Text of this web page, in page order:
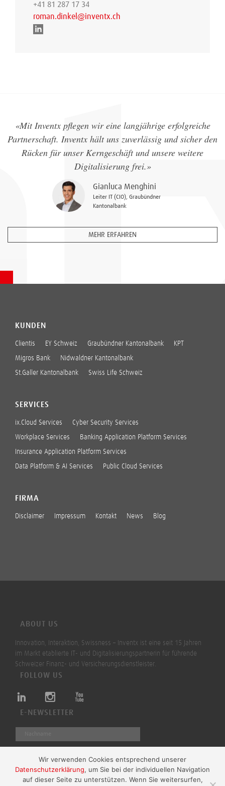
+41 81 287 17 34
roman.dinkel@inventx.ch
«Mit Inventx pflegen wir eine langjährige erfolgreiche
Partnerschaft. Inventx hält uns zuverlässig und sicher den
Rücken für unser Kerngeschäft und unsere weitere
Digitalisierung frei.»
Gianluca Menghini
Leiter IT (CIO), Graubündner
Kantonalbank
MEHR ERFAHREN
KUNDEN
Clientis EY Schweiz Graubündner Kantonalbank KPT
Migros Bank Nidwaldner Kantonalbank
St.Galler Kantonalbank Swiss Life Schweiz
SERVICES
ix.Cloud Services Cyber Security Services
Workplace Services Banking Application Platform Services
Insurance Application Platform Services
Data Platform & AI Services Public Cloud Services
FIRMA
Disclaimer Impressum Kontakt News Blog
ABOUT US
Innovation, Interaktion, Swissness – Inventx ist eine seit 15 Jahren
im Markt etablierte IT- und Digitalisierungspartnerin für führende
Schweizer Finanz- und Versicherungsdienstleister.
FOLLOW US
E-NEWSLETTER
Absenden
Wir verwenden Cookies entsprechend unserer
Datenschutzerklärung, um Sie bei der individuellen Navigation
auf dieser Seite zu unterstützen. Wenn Sie weitersurfen,